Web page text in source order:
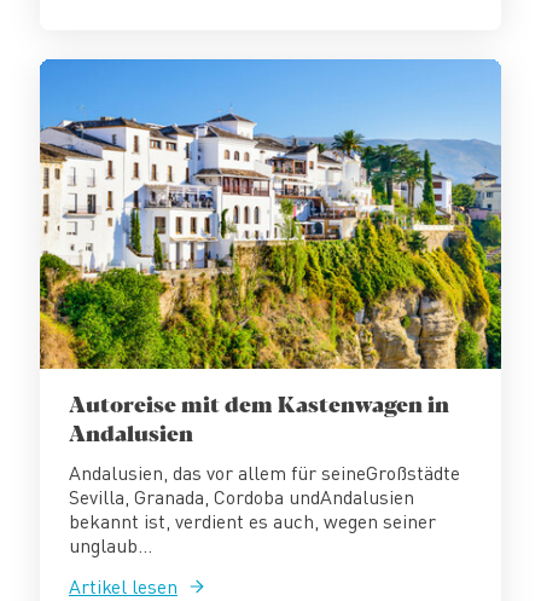
Autoreise mit dem Kastenwagen in
Andalusien
Andalusien, das vor allem für seineGroßstädte
Sevilla, Granada, Cordoba undAndalusien
bekannt ist, verdient es auch, wegen seiner
unglaub...
Artikel lesen